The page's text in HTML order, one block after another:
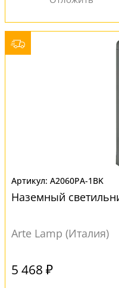
A2060PA-1BK
Наземный
Arte Lamp (Италия)
5 468 ₽